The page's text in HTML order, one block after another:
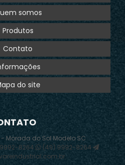
somos
Produtos
Contato
do site
Morada do Sol Modelo SC
8264
(49) 9992-8264